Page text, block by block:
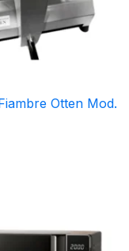
Otten Mod.